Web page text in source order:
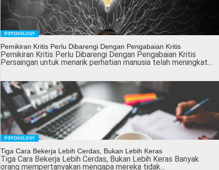
PSYCHOLOGY
Pemikiran Kritis Perlu Dibarengi Dengan Pengabaian Kritis
Pemikiran Kritis Perlu Dibarengi Dengan Pengabaian Kritis
Persaingan untuk menarik perhatian manusia telah meningkat...
PSYCHOLOGY
Tiga Cara Bekerja Lebih Cerdas, Bukan Lebih Keras
Tiga Cara Bekerja Lebih Cerdas, Bukan Lebih Keras Banyak
orang mempertanyakan mengapa mereka tidak...